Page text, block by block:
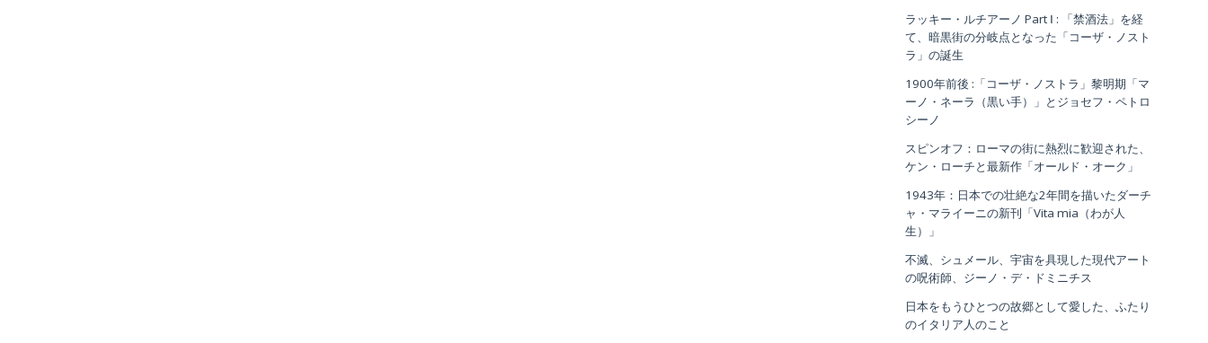
ラッキー・ルチアーノ Part Ⅰ : 「禁酒法」を経
て、暗黒街の分岐点となった「コーザ・ノスト
ラ」の誕生
1900年前後 :「コーザ・ノストラ」黎明期「マ
ーノ・ネーラ（黒い手）」とジョセフ・ペトロ
シーノ
スピンオフ：ローマの街に熱烈に歓迎された、
ケン・ローチと最新作「オールド・オーク」
1943年：日本での壮絶な2年間を描いたダーチ
ャ・マライーニの新刊「Vita mia（わが人
生）」
不滅、シュメール、宇宙を具現した現代アート
の呪術師、ジーノ・デ・ドミニチス
日本をもうひとつの故郷として愛した、ふたり
のイタリア人のこと